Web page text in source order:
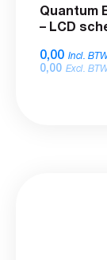
Quantum
– LCD
0,00 Incl.
0,00 Excl.